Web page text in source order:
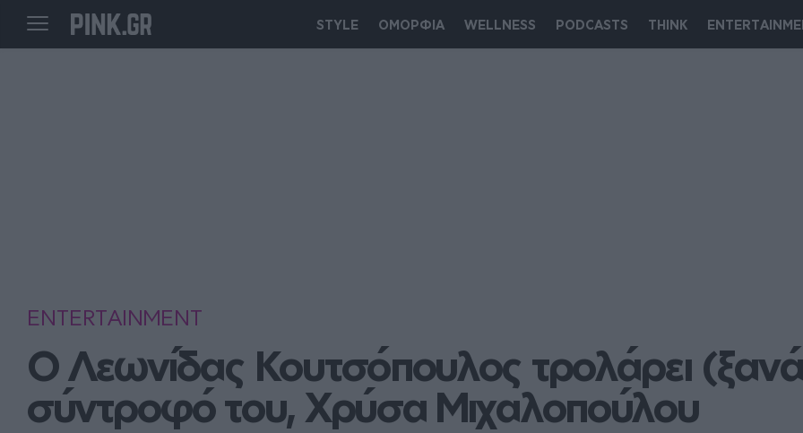
STYLE ΟΜΟΡΦΙΑ WELLNESS PODCASTS THINK
ENTERTAINMENT
Ο Λεωνίδας Κουτσόπουλος τρολάρει
σύντροφό του, Χρύσα Μιχαλοπούλου